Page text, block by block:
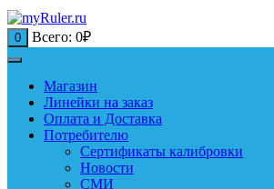
0 Всего: 0₽
Магазин
Линейки на заказ
Оплата и Доставка
Потребителю
Сертификаты калибровки
Новости
СМИ